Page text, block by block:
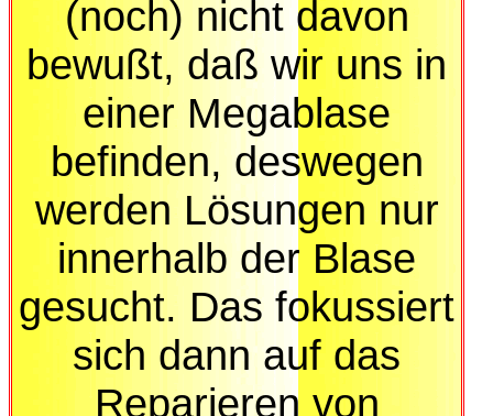
(noch) nicht davon
bewußt, daß wir uns in
einer Megablase
befinden, deswegen
werden Lösungen nur
innerhalb der Blase
gesucht. Das fokussiert
sich dann auf das
Reparieren von